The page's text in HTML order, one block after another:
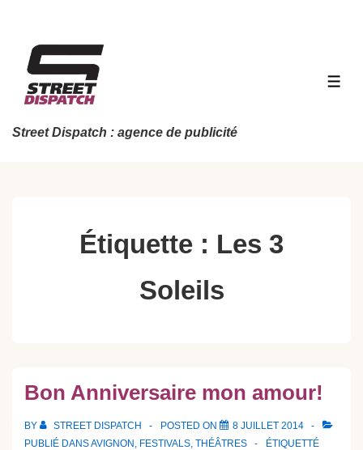
contenu
principal
Street Dispatch : agence de publicité
Étiquette : Les 3
Soleils
Bon Anniversaire mon amour!
BY STREET DISPATCH POSTED ON
8 JUILLET 2014
PUBLIÉ DANSAVIGNON , FESTIVALS, THÉÂTRES
ÉTIQUETTÉ